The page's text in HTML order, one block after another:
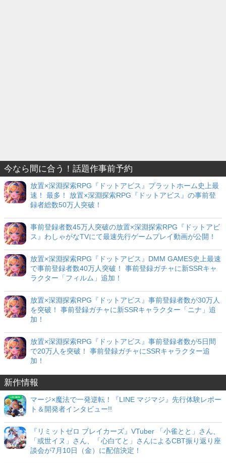
今なら間に合う！話題作事前予約
放置×深淵探索RPG『ドットアビス』プラットホーム史上最
速！ 最多！ 放置×深淵探索RPG『ドットアビス』の事前登
録者総数50万人突破！
事前登録者数45万人突破の放置×深淵探索RPG『ドットアビ
ス』わしゃがなTVにて最速先行ゲームプレイ動画が公開！
放置×深淵探索RPG『ドットアビス』DMM GAMES史上最速
で事前登録者数40万人突破！ 事前登録ガチャに新SSRキャ
ラクター「フィルム」追加！
放置×深淵探索RPG『ドットアビス』事前登録者数が30万人
を突破！ 事前登録ガチャに新SSRキャラクター「ニナ」追
加！
放置×深淵探索RPG『ドットアビス』事前登録者数が5日間
で20万人を突破！ 事前登録ガチャにSSRキャラクター追
加！
新作情報
マージ×魔法で一発逆転！『LINE マジマジ』先行体験レポー
ト＆開発者インタビュー!!
『リミットゼロ ブレイカーズ』VTuber 「小雀とと」さん、
「或世イヌ」さん、「心白てと」さんによるCBT振り返り座
談会が7月10日（金）に配信決定！